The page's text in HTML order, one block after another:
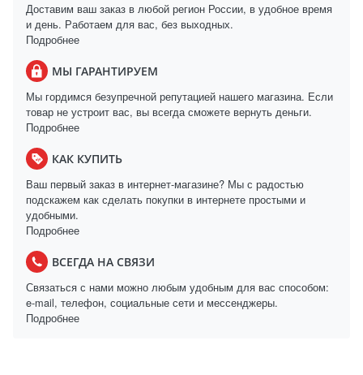
Доставим ваш заказ в любой регион России, в удобное время
и день. Работаем для вас, без выходных.
Подробнее
МЫ ГАРАНТИРУЕМ
Мы гордимся безупречной репутацией нашего магазина. Если
товар не устроит вас, вы всегда сможете вернуть деньги.
Подробнее
КАК КУПИТЬ
Ваш первый заказ в интернет-магазине? Мы с радостью
подскажем как сделать покупки в интернете простыми и
удобными.
Подробнее
ВСЕГДА НА СВЯЗИ
Связаться с нами можно любым удобным для вас способом:
e-mail, телефон, социальные сети и мессенджеры.
Подробнее